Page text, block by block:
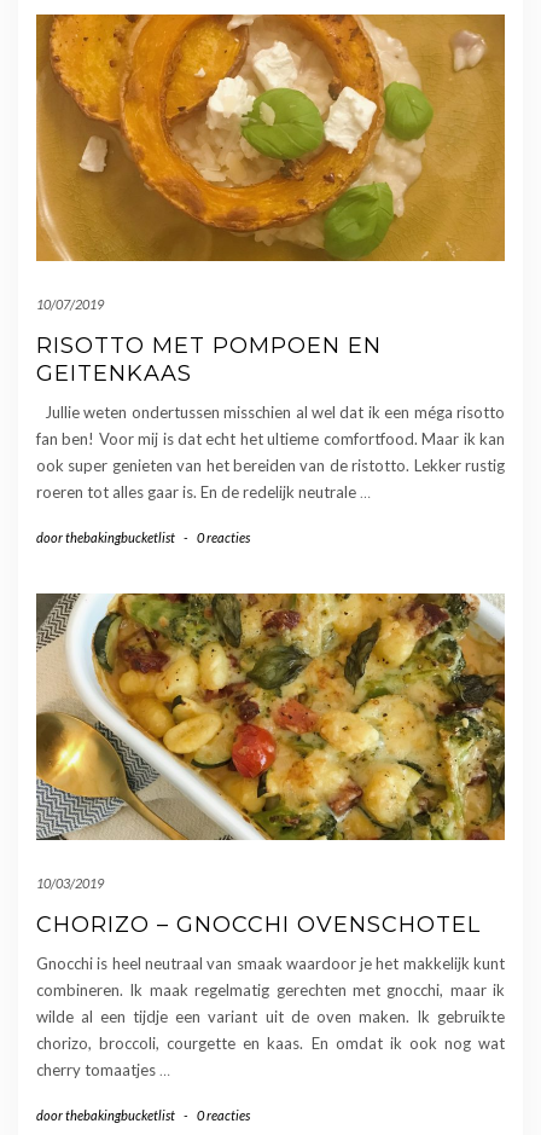
10/07/2019
RISOTTO MET POMPOEN EN
GEITENKAAS
Jullie weten ondertussen misschien al wel dat ik een méga risotto
fan ben! Voor mij is dat echt het ultieme comfortfood. Maar ik kan
ook super genieten van het bereiden van de ristotto. Lekker rustig
roeren tot alles gaar is. En de redelijk neutrale …
doorthebakingbucketlist - 0 reacties
10/03/2019
CHORIZO – GNOCCHI OVENSCHOTEL
Gnocchi is heel neutraal van smaak waardoor je het makkelijk kunt
combineren. Ik maak regelmatig gerechten met gnocchi, maar ik
wilde al een tijdje een variant uit de oven maken. Ik gebruikte
chorizo, broccoli, courgette en kaas. En omdat ik ook nog wat
cherry tomaatjes…
doorthebakingbucketlist - 0 reacties